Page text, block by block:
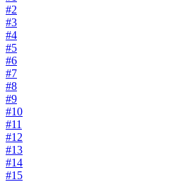
#2
#3
#4
#5
#6
#7
#8
#9
#10
#11
#12
#13
#14
#15